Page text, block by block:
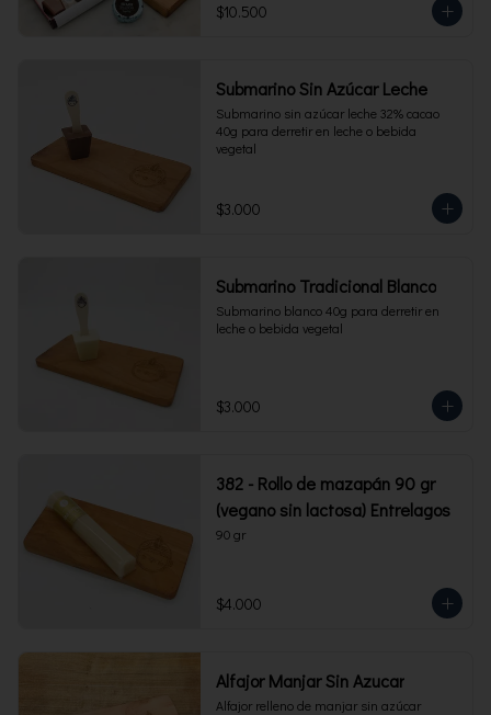
$10.500
Submarino Sin Azúcar Leche
Submarino sin azúcar leche 32% cacao
40g para derretir en leche o bebida
vegetal
$3.000
Submarino Tradicional Blanco
Submarino blanco 40g para derretir en
leche o bebida vegetal
$3.000
382 - Rollo de mazapán 90 gr
(vegano sin lactosa) Entrelagos
90 gr
$4.000
Alfajor Manjar Sin Azucar
Alfajor relleno de manjar sin azúcar